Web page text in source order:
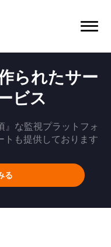
られたサー
ビス
』な監視プラットフォ
トも提供しております
る